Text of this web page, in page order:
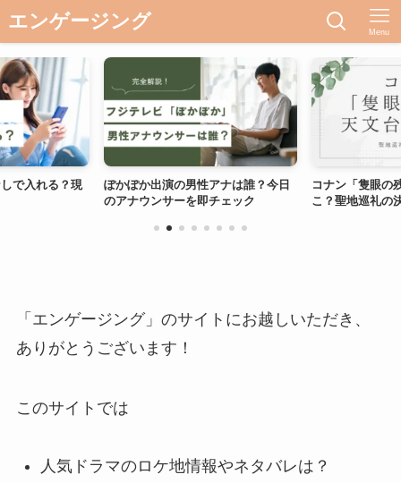
エンゲージング Menu
？現
ぽかぽか出演の男性アナは誰？今日
のアナウンサーを即チェック
コナン「隻眼の残像」の
こ？聖地巡礼の決定版
「エンゲージング」のサイトにお越しいただき、
ありがとうございます！
このサイトでは
人気ドラマのロケ地情報やネタバレは？